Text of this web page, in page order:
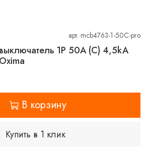
арт. mcb4763-1-50C-pro
1P 50А (C) 4,5kA
В корзину
Купить в 1 клик